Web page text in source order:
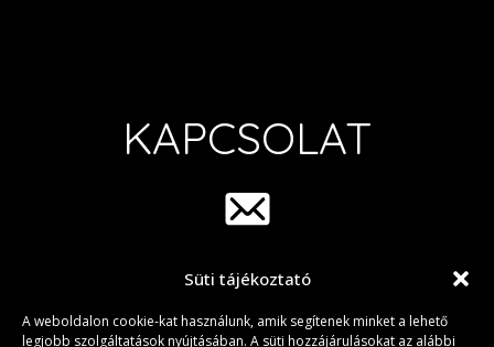
Süti tájékoztató
A weboldalon cookie-kat használunk, amik segítenek minket a lehető
legjobb szolgáltatások nyújtásában. A süti hozzájárulásokat az alábbi
KAPCSOLAT
info@group42.hu